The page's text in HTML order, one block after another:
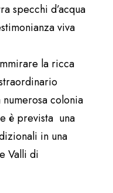
specchi d’acqua
viva
la ricca
colonia
è prevista una
in una
Valli di